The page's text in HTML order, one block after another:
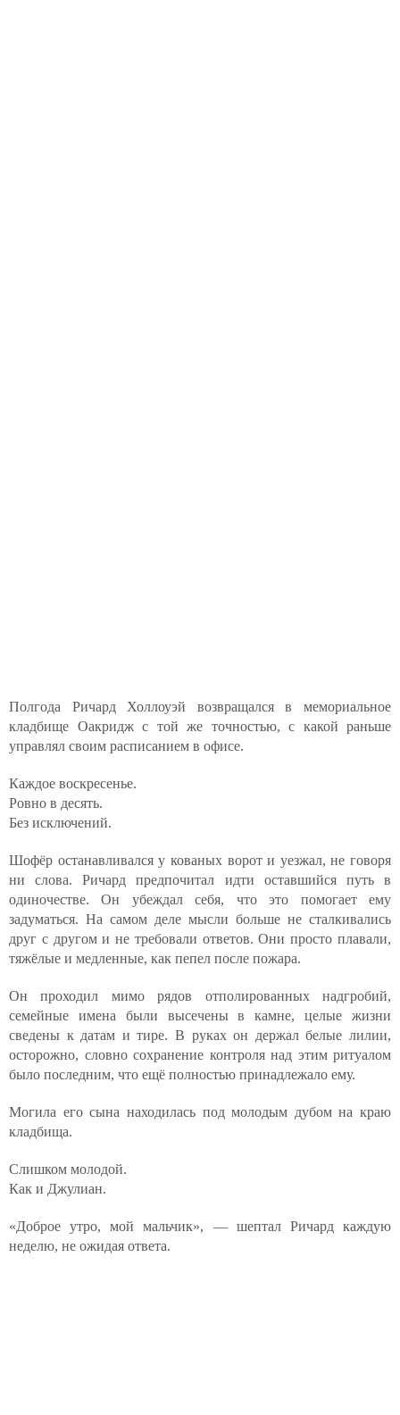
Полгода Ричард Холлоуэй возвращался в мемориальное
кладбище Оакридж с той же точностью, с какой раньше
управлял своим расписанием в офисе.
Каждое воскресенье.
Ровно в десять.
Без исключений.
Шофёр останавливался у кованых ворот и уезжал, не говоря
ни слова. Ричард предпочитал идти оставшийся путь в
одиночестве. Он убеждал себя, что это помогает ему
задуматься. На самом деле мысли больше не сталкивались
друг с другом и не требовали ответов. Они просто плавали,
тяжёлые и медленные, как пепел после пожара.
Он проходил мимо рядов отполированных надгробий,
семейные имена были высечены в камне, целые жизни
сведены к датам и тире. В руках он держал белые лилии,
осторожно, словно сохранение контроля над этим ритуалом
было последним, что ещё полностью принадлежало ему.
Могила его сына находилась под молодым дубом на краю
кладбища.
Слишком молодой.
Как и Джулиан.
«Доброе утро, мой мальчик», — шептал Ричард каждую
неделю, не ожидая ответа.